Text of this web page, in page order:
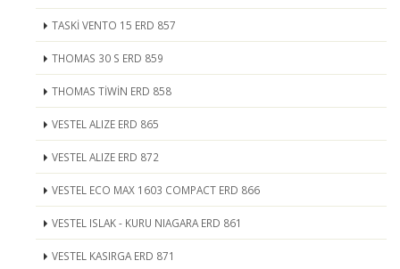
TASKİ VENTO 15 ERD 857
THOMAS 30 S ERD 859
THOMAS TİWİN ERD 858
VESTEL ALIZE ERD 865
VESTEL ALIZE ERD 872
VESTEL ECO MAX 1603 COMPACT ERD 866
VESTEL ISLAK - KURU NIAGARA ERD 861
VESTEL KASIRGA ERD 871